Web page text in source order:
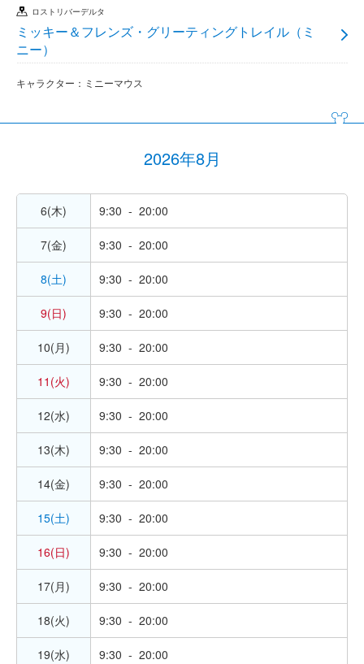
ロストリバーデルタ
ミッキー＆フレンズ・グリーティングトレイル（ミ
ニー）
キャラクター：ミニーマウス
2026年8月
6(木) 9:30 - 20:00
7(金) 9:30 - 20:00
8(土) 9:30 - 20:00
9(日) 9:30 - 20:00
10(月) 9:30 - 20:00
11(火) 9:30 - 20:00
12(水) 9:30 - 20:00
13(木) 9:30 - 20:00
14(金) 9:30 - 20:00
15(土) 9:30 - 20:00
16(日) 9:30 - 20:00
17(月) 9:30 - 20:00
18(火) 9:30 - 20:00
19(水) 9:30 - 20:00